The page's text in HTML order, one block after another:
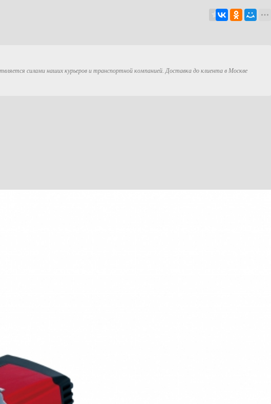
силами наших курьеров и транспортной компанией. Доставка до клиента в Москве